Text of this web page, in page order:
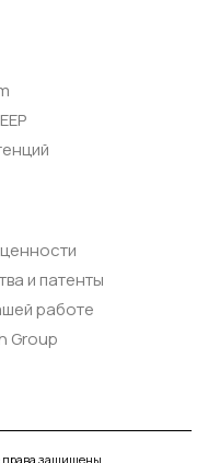
и патенты
работе
Group
права защищены